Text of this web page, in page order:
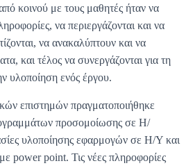
κοινού με τους μαθητές ήταν να
να περιεργάζονται και να
να ανακαλύπτουν και να
και τέλος να συνεργάζονται για τη
υλοποίηση ενός έργου.
επιστημών πραγματοποιήθηκε
προσομοίωσης σε Η/
υλοποίησης εφαρμογών σε Η/Υ και
power point. Τις νέες πληροφορίες